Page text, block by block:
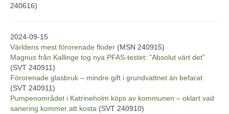
240616)
2024-09-15
Världens mest förorenade floder (MSN 240915)
Magnus från Kallinge tog nya PFAS-testet: ”Absolut värt det”
(SVT 240911)
Förorenade glasbruk – mindre gift i grundvattnet än befarat
(SVT 240911)
Pumpenområdet i Katrineholm köps av kommunen – oklart vad
sanering kommer att kosta (SVT 240910)